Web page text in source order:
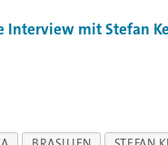
Interview mit Stefan